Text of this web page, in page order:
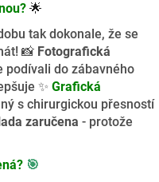
🌟
tak dokonale, že se
📸 Fotografická
podívali do zábavného
✨ Grafická
s chirurgickou přesností
zaručena - protože
🎯